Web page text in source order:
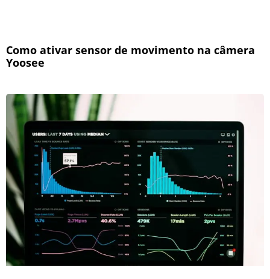
Como ativar sensor de movimento na câmera
Yoosee